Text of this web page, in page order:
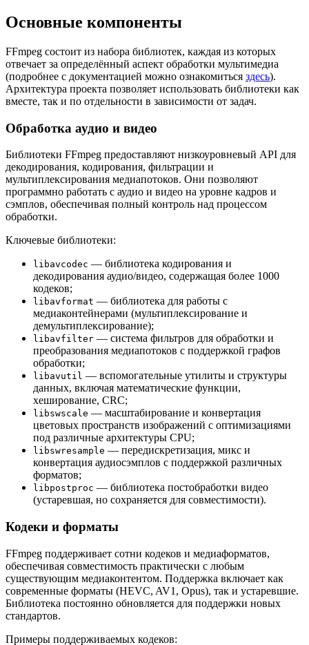
Основные компоненты
FFmpeg состоит из набора библиотек, каждая из которых
отвечает за определённый аспект обработки мультимедиа
(подробнее с документацией можно ознакомиться здесь).
Архитектура проекта позволяет использовать библиотеки как
вместе, так и по отдельности в зависимости от задач.
Обработка аудио и видео
Библиотеки FFmpeg предоставляют низкоуровневый API для
декодирования, кодирования, фильтрации и
мультиплексирования медиапотоков. Они позволяют
программно работать с аудио и видео на уровне кадров и
сэмплов, обеспечивая полный контроль над процессом
обработки.
Ключевые библиотеки:
libavcodec — библиотека кодирования и
декодирования аудио/видео, содержащая более 1000
кодеков;
libavformat — библиотека для работы с
медиаконтейнерами (мультиплексирование и
демультиплексирование);
libavfilter — система фильтров для обработки и
преобразования медиапотоков с поддержкой графов
обработки;
libavutil — вспомогательные утилиты и структуры
данных, включая математические функции,
хеширование, CRC;
libswscale — масштабирование и конвертация
цветовых пространств изображений с оптимизациями
под различные архитектуры CPU;
libswresample — передискретизация, микс и
конвертация аудиосэмплов с поддержкой различных
форматов;
libpostproc — библиотека постобработки видео
(устаревшая, но сохраняется для совместимости).
Кодеки и форматы
FFmpeg поддерживает сотни кодеков и медиаформатов,
обеспечивая совместимость практически с любым
существующим медиаконтентом. Поддержка включает как
современные форматы (HEVC, AV1, Opus), так и устаревшие.
Библиотека постоянно обновляется для поддержки новых
стандартов.
Примеры поддерживаемых кодеков: